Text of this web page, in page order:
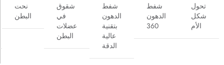
تحول
شكل
الأم
شفط
الدهون
360
شفط
الدهون
بتقنية
عالية
الدقة
شقوق
في
عضلات
البطن
نحت
البطن